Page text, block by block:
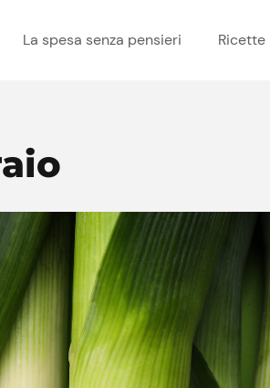
La spesa senza pensieri Ricette